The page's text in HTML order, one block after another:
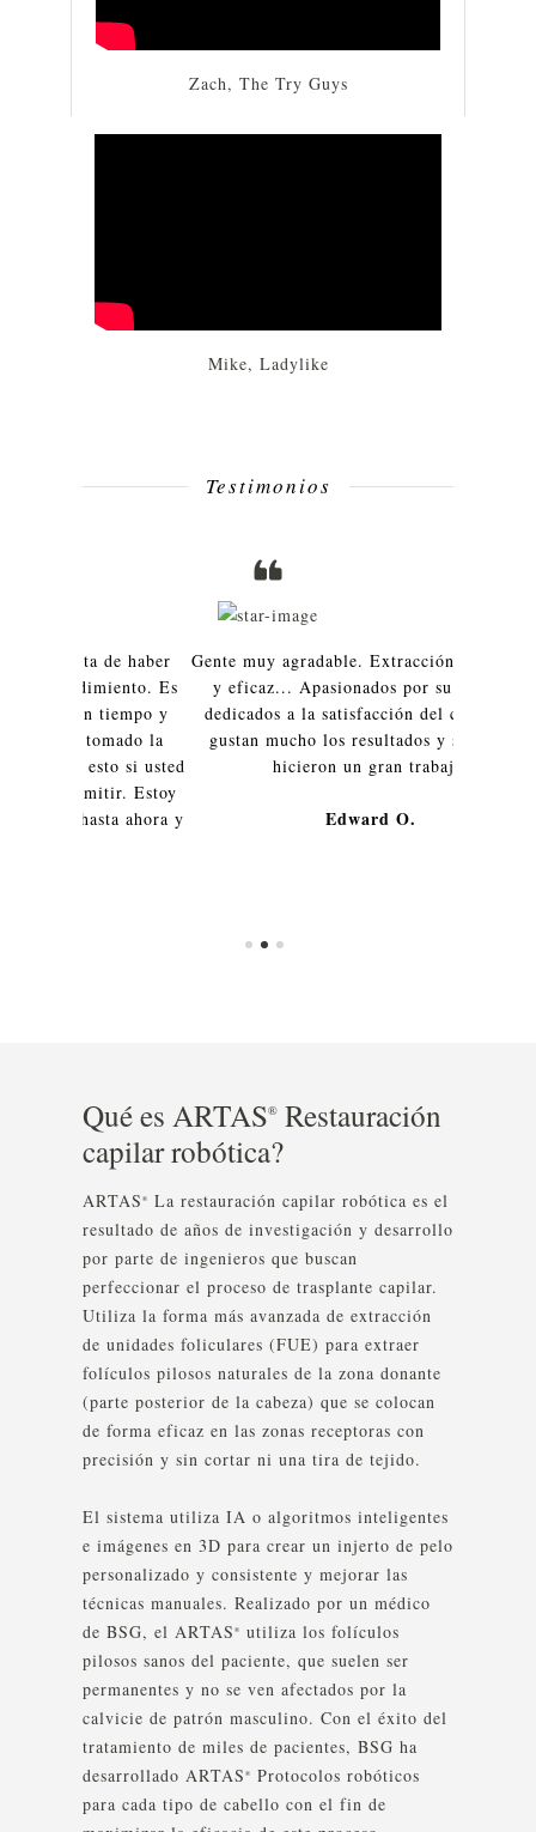
Zach, The Try Guys
Mike, Ladylike
Testimonios
Gente muy agradable. Extracción muy segura
y eficaz... Apasionados por su trabajo y
dedicados a la satisfacción del cliente. Me
gustan mucho los resultados y siento que
hicieron un gran trabajo.
Qué es ARTAS® Restauración
capilar robótica?
ARTAS ®
La restauración capilar robótica es el
resultado de años de investigación y desarrollo
por parte de ingenieros que buscan
perfeccionar el proceso de trasplante capilar.
Utiliza la forma más avanzada de extracción
de unidades foliculares (FUE) para extraer
folículos pilosos naturales de la zona donante
(parte posterior de la cabeza) que se colocan
de forma eficaz en las zonas receptoras con
precisión y sin cortar ni una tira de tejido.
El sistema utiliza IA o algoritmos inteligentes
e imágenes en 3D para crear un injerto de pelo
personalizado y consistente y mejorar las
técnicas manuales. Realizado por un médico
de BSG, el ARTAS ®
utiliza los folículos
pilosos sanos del paciente, que suelen ser
permanentes y no se ven afectados por la
calvicie de patrón masculino. Con el éxito del
tratamiento de miles de pacientes, BSG ha
desarrollado ARTAS ®
Protocolos robóticos
para cada tipo de cabello con el fin de